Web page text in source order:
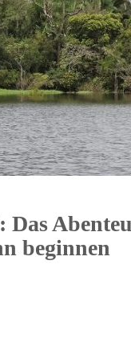
Das
beginnen